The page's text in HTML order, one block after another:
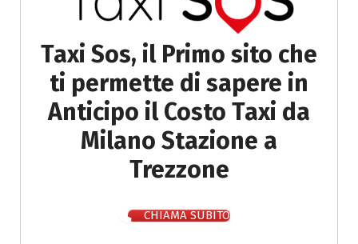
Taxi Sos, il Primo sito che
ti permette di sapere in
Anticipo il Costo Taxi da
Milano Stazione a
Trezzone
CHIAMA SUBITO